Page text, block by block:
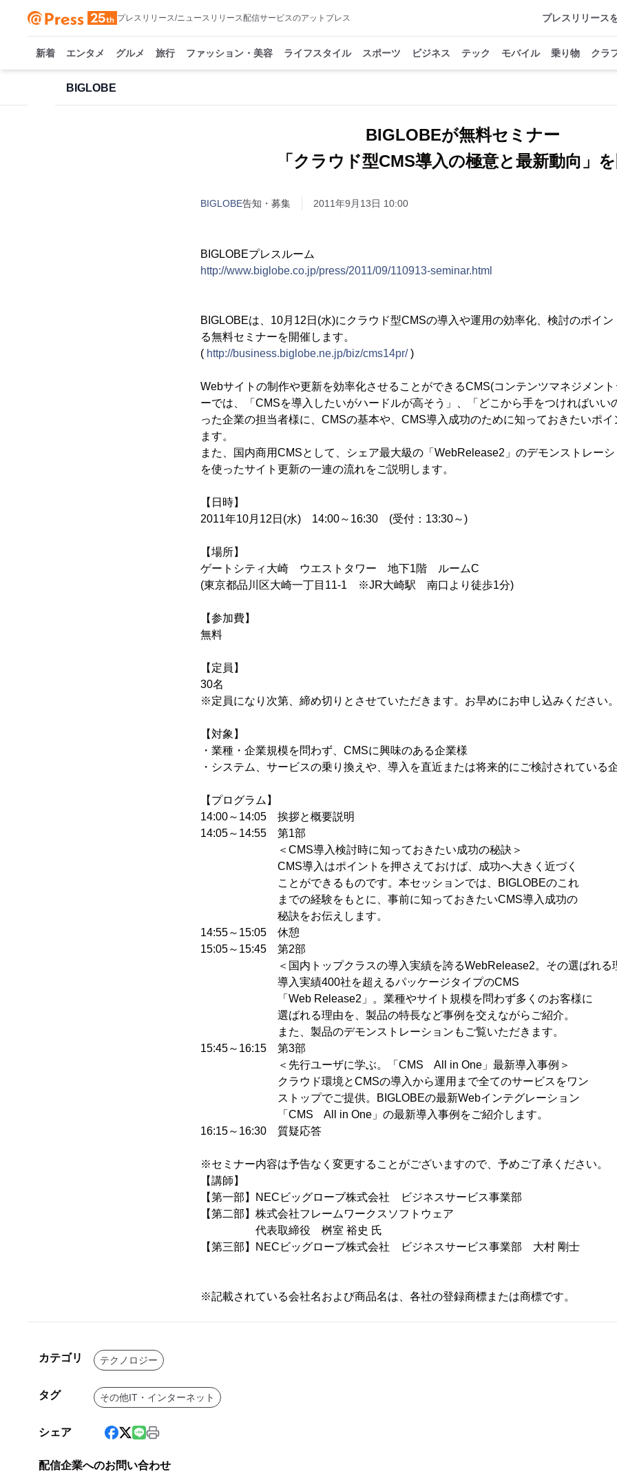
プレスリリース/ニュースリリース配信サービスのアットプレス プレスリリース
新着 エンタメ グルメ 旅行 ファッション・美容 ライフスタイル スポーツ ビジネス テック モバイル 乗り物 クラ
BIGLOBE
BIGLOBEが無料セミナー
「クラウド型CMS導入の極意と最新動向」
BIGLOBE告知・募集 2011年9月13日 10:00
BIGLOBEプレスルーム
http://www.biglobe.co.jp/press/2011/09/110913-seminar.html
BIGLOBEは、10月12日(水)にクラウド型CMSの導入や運用の効率化、検討のポイ
る無料セミナーを開催します。
( http://business.biglobe.ne.jp/biz/cms14pr/)
Webサイトの制作や更新を効率化させることができるCMS(コンテンツマネジメン
ーでは、「CMSを導入したいがハードルが高そう」、「どこから手をつければいい
った企業の担当者様に、CMSの基本や、CMS導入成功のために知っておきたいポ
ます。
また、国内商用CMSとして、シェア最大級の「WebRelease2」のデモンストレー
を使ったサイト更新の一連の流れをご説明します。
【日時】
2011年10月12日(水) 14:00～16:30 (受付：13:30～)
【場所】
ゲートシティ大崎 ウエストタワー 地下1階 ルームC
(東京都品川区大崎一丁目11-1 ※JR大崎駅 南口より徒歩1分)
【参加費】
無料
【定員】
30名
※定員になり次第、締め切りとさせていただきます。お早めにお申し込みください。
【対象】
・業種・企業規模を問わず、CMSに興味のある企業様
・システム、サービスの乗り換えや、導入を直近または将来的にご検討されている
【プログラム】
14:00～14:05 挨拶と概要説明
14:05～14:55 第1部
＜CMS導入検討時に知っておきたい成功の秘訣＞
CMS導入はポイントを押さえておけば、成功へ大きく近づく
ことができるものです。本セッションでは、BIGLOBEのこれ
までの経験をもとに、事前に知っておきたいCMS導入成功の
秘訣をお伝えします。
14:55～15:05 休憩
15:05～15:45 第2部
＜国内トップクラスの導入実績を誇るWebRelease2。その選ばれる理
導入実績400社を超えるパッケージタイプのCMS
「Web Release2」。業種やサイト規模を問わず多くのお客様に
選ばれる理由を、製品の特長など事例を交えながらご紹介。
また、製品のデモンストレーションもご覧いただきます。
15:45～16:15 第3部
＜先行ユーザに学ぶ。「CMS All in One」最新導入事例＞
クラウド環境とCMSの導入から運用まで全てのサービスをワン
ストップでご提供。BIGLOBEの最新Webインテグレーション
「CMS All in One」の最新導入事例をご紹介します。
16:15～16:30 質疑応答
※セミナー内容は予告なく変更することがございますので、予めご了承ください。
【講師】
【第一部】NECビッグローブ株式会社 ビジネスサービス事業部
【第二部】株式会社フレームワークスソフトウェア
代表取締役 桝室 裕史 氏
【第三部】NECビッグローブ株式会社 ビジネスサービス事業部 大村 剛士
※記載されている会社名および商品名は、各社の登録商標または商標です。
カテゴリ テクノロジー
タグ その他IT・インターネット
シェア
配信企業へのお問い合わせ